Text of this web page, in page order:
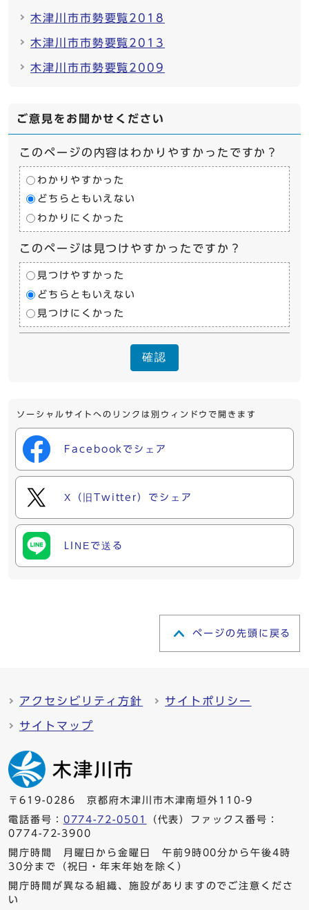
木津川市市勢要覧2018
木津川市市勢要覧2013
木津川市市勢要覧2009
ご意見をお聞かせください
このページの内容はわかりやすかったですか？
わかりやすかった
どちらともいえない
わかりにくかった
このページは見つけやすかったですか？
見つけやすかった
どちらともいえない
見つけにくかった
確認
ソーシャルサイトへのリンクは別ウィンドウで開きます
Facebookでシェア
X（旧Twitter）でシェア
LINEで送る
ページの先頭に戻る
アクセシビリティ方針 サイトポリシー
サイトマップ
〒619-0286 京都府木津川市木津南垣外110-9
電話番号： 0774-72-0501
（代表）ファックス番号：
0774-72-3900
開庁時間 月曜日から金曜日 午前9時00分から午後4時
30分まで（祝日・年末年始を除く）
開庁時間が異なる組織、施設がありますのでご注意くださ
い